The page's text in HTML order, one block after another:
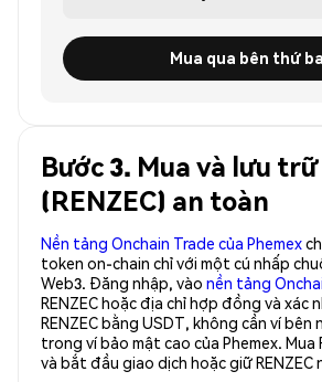
Mua qua bên thứ ba
Bước 3. Mua và lưu
(RENZEC) an toàn
Nền tảng Onchain Trade của Phemex
token on-chain chỉ với một cú nhấp
Web3. Đăng nhập, vào nền tảng
RENZEC hoặc địa chỉ hợp đồng và xác
RENZEC bằng USDT, không cần ví
trong ví bảo mật cao của Phemex. Mua
và bắt đầu giao dịch hoặc giữ RENZEC